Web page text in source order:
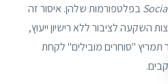
בפלטפורמות שלהן. איסור זה
לציבור ללא רישיון ייעוץ,
תמריץ "סוחרים מובילים" לקחת